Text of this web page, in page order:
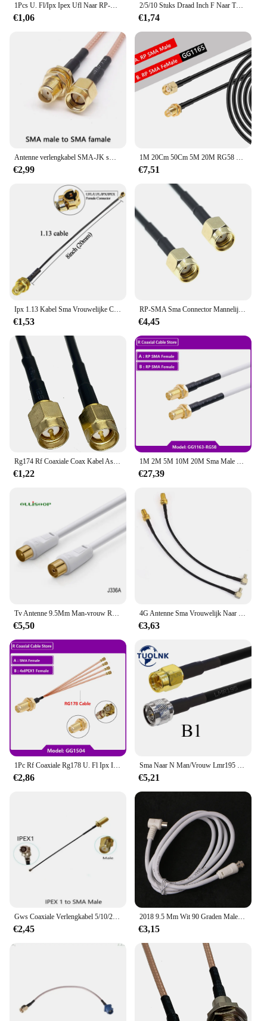
1Pcs U. Fl/Ipx Ipex Ufl Naar RP-SMA Connector Sma Connector Vrouw Man Antenne Wifi Pigtail Kabel Ufl Ipex 1.13Mm
€1,06
2/5/10 Stuks Draad Inch F Naar Tv Mannelijke En Vrouwelijke Vernikkelde Kabel Tv Set-Top Box Rf-F Revolutie Antenne Vrouw
€1,74
Antenne verlengkabel SMA-JK sma mannelijke naar vrouwelijke binnenste schroef binnenste gat naar buitenste schroef binnenste naald rg316 adapter kabel
€2,99
1M 20Cm 50Cm 5M 20M RG58 Kabel Rp Sma Male Naar Rp Sma Vrouwelijke Schot wifi Antenne Verlengsnoer RG-58 50 Ohm Sma Pigtail Jumper
€7,51
€1,53
RP-SMA Sma Connector Mannelijke Naar Mannelijke Verlengkabel Koperen Feeder Draad Voor Coax Coaxiale Wifi Netwerkkaart Rg174 Router Antenne
€4,45
€1,22 €27,39
€5,50 €3,63
€2,86 €5,21
Gws Coaxiale Verlengkabel 5/10/20/50Cm Lengte Ufl Connector Antenne Pigtail Ipex1 1.13 Kabelaansluitingen Jack Connectoren Gps Wifi
€2,45
2018 9.5 Mm Wit 90 Graden Male Naar F Type Man Coaxiale Tv Satelliet Antenne Kabel
€3,15